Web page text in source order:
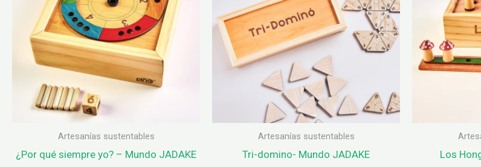
Artesanías sustentables
¿Por qué siempre yo? – Mundo JADAKE
Artesanías sustentables
Tri-domino- Mundo JADAKE Los